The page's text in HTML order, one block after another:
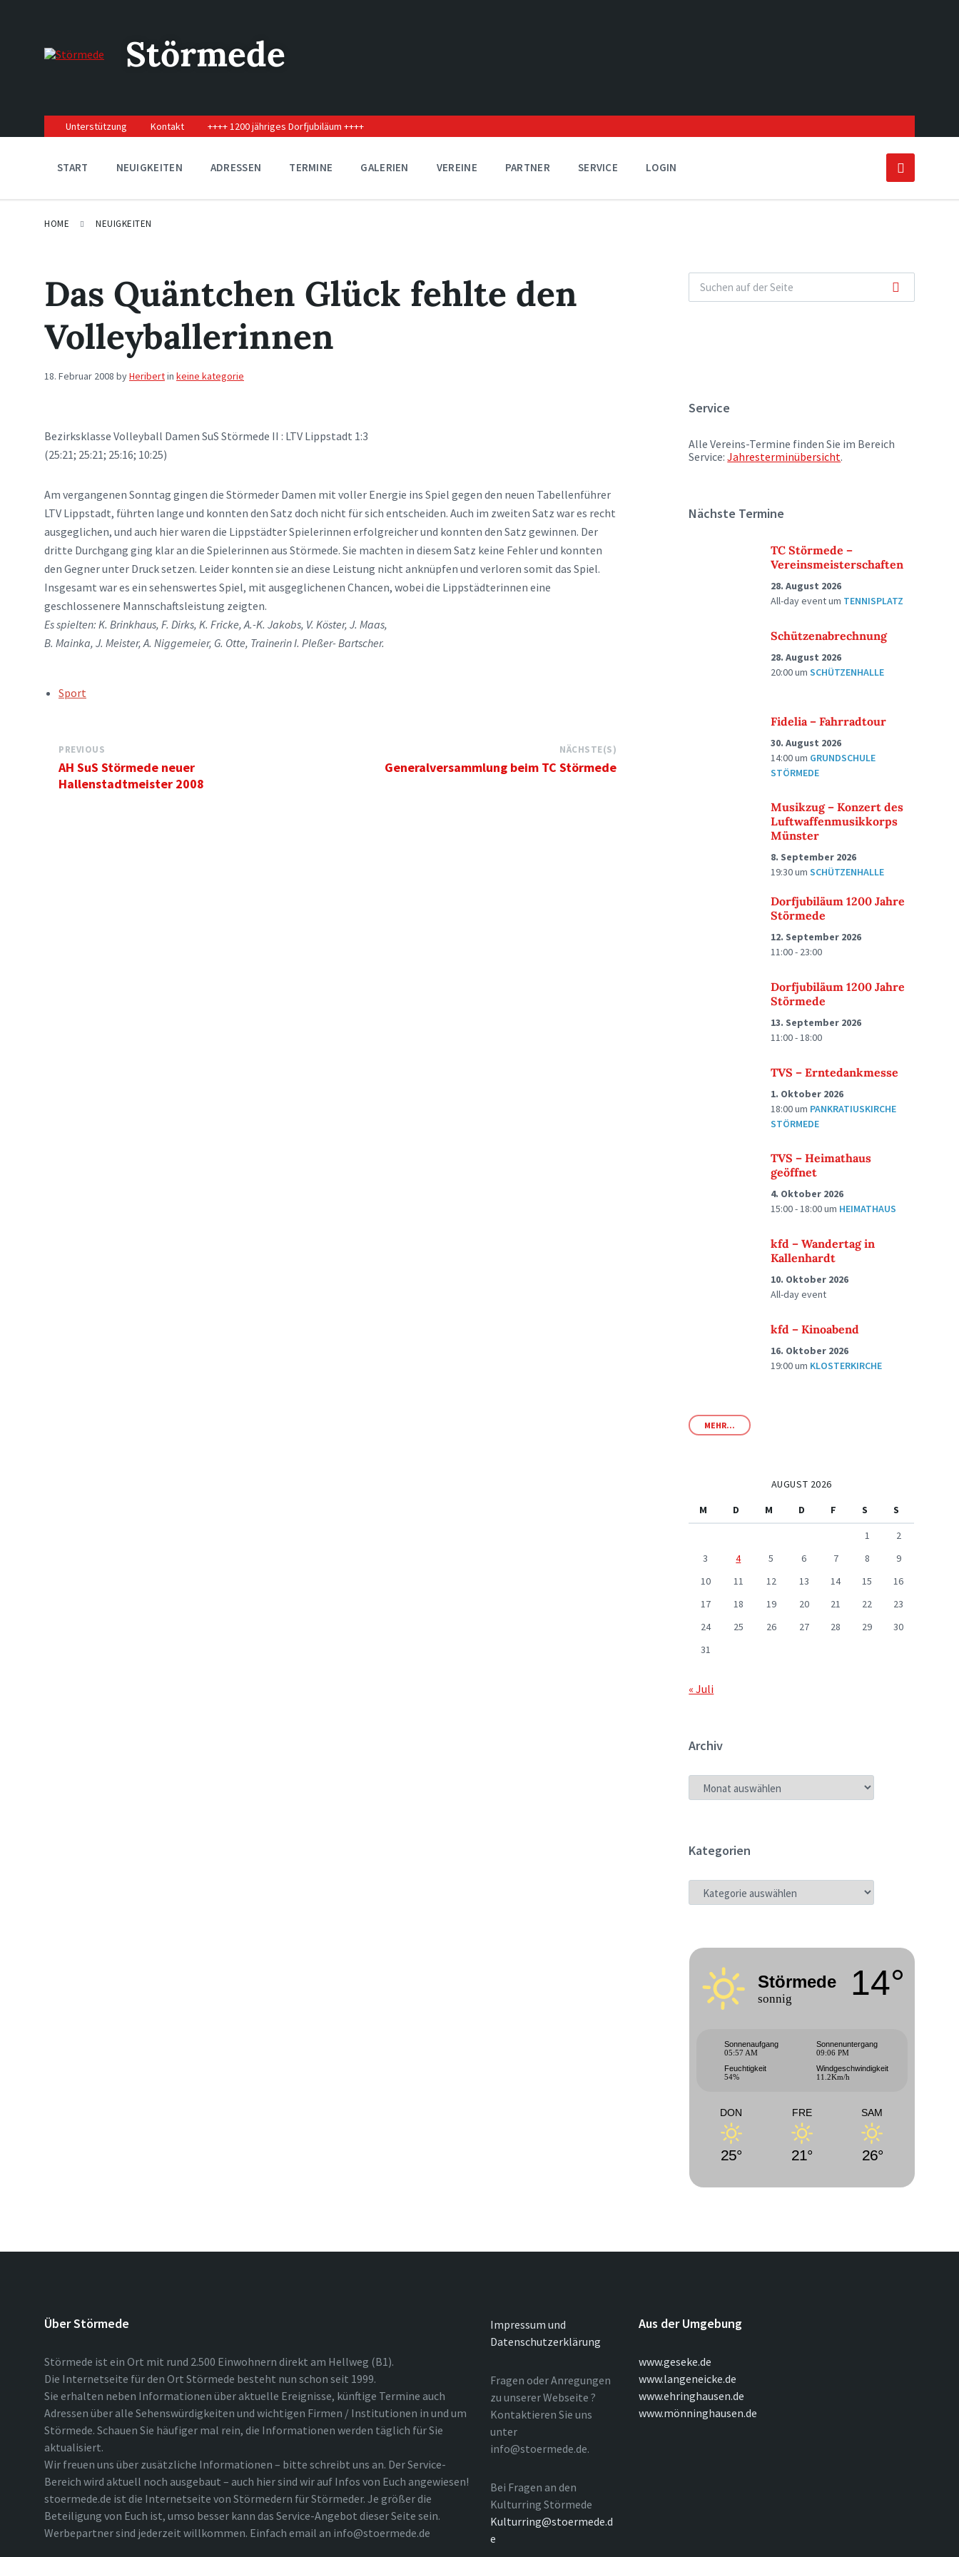
navigation
Störmede
Unterstützung Kontakt ++++ 1200 jähriges Dorfjubiläum ++++
START NEUIGKEITEN ADRESSEN TERMINE GALERIEN VEREINE PARTNER SERVICE LOGIN
HOME NEUIGKEITEN
Das Quäntchen Glück fehlte den
Volleyballerinnen
18. Februar 2008 byHeribertin keine kategorie
Bezirksklasse Volleyball Damen SuS Störmede II : LTV Lippstadt 1:3
(25:21; 25:21; 25:16; 10:25)
Am vergangenen Sonntag gingen die Störmeder Damen mit voller Energie ins Spiel gegen den neuen Tabellenführer
LTV Lippstadt, führten lange und konnten den Satz doch nicht für sich entscheiden. Auch im zweiten Satz war es recht
ausgeglichen, und auch hier waren die Lippstädter Spielerinnen erfolgreicher und konnten den Satz gewinnen. Der
dritte Durchgang ging klar an die Spielerinnen aus Störmede. Sie machten in diesem Satz keine Fehler und konnten
den Gegner unter Druck setzen. Leider konnten sie an diese Leistung nicht anknüpfen und verloren somit das Spiel.
Insgesamt war es ein sehenswertes Spiel, mit ausgeglichenen Chancen, wobei die Lippstädterinnen eine
geschlossenere Mannschaftsleistung zeigten.
Es spielten: K. Brinkhaus, F. Dirks, K. Fricke, A.-K. Jakobs, V. Köster, J. Maas,
B. Mainka, J. Meister, A. Niggemeier, G. Otte, Trainerin I. Pleßer- Bartscher.
TAGS:Sport
PREVIOUS
AH SuS Störmede neuer
Hallenstadtmeister 2008
NÄCHSTE(S)
Generalversammlung beim TC Störmede
Service
Alle Vereins-Termine finden Sie im Bereich
Service:Jahresterminübersicht.
Nächste Termine
TC Störmede –
Vereinsmeisterschaften
28. August 2026
All-day eventum TENNISPLATZ
Schützenabrechnung
28. August 2026
20:00umSCHÜTZENHALLE
Fidelia – Fahrradtour
30. August 2026
14:00um GRUNDSCHULE
STÖRMEDE
Musikzug – Konzert des
Luftwaffenmusikkorps
Münster
8. September 2026
19:30umSCHÜTZENHALLE
Dorfjubiläum 1200 Jahre
Störmede
12. September 2026
11:00 - 23:00
Dorfjubiläum 1200 Jahre
Störmede
13. September 2026
11:00 - 18:00
TVS – Erntedankmesse
1. Oktober 2026
18:00um PANKRATIUSKIRCHE
STÖRMEDE
TVS – Heimathaus
geöffnet
4. Oktober 2026
15:00 - 18:00um HEIMATHAUS
kfd – Wandertag in
Kallenhardt
10. Oktober 2026
All-day event
kfd – Kinoabend
16. Oktober 2026
19:00um KLOSTERKIRCHE
MEHR...
AUGUST 2026
M
D M D F S
S
1
2
3
4 5 6 7 8
9
10
11 12 13 14 15
16
17
18 19 20 21 22
23
24
25 26 27 28 29
30
31
« Juli
Archiv
ARCHIV
Kategorien
KATEGORIEN
Störmede
sonnig 14°
Sonnenaufgang
05:57 AM
Sonnenuntergang
09:06 PM
Feuchtigkeit
54%
Windgeschwindigkeit
11.2Km/h
DON
25°
FRE
21°
SAM
26°
Über Störmede
Störmede ist ein Ort mit rund 2.500 Einwohnern direkt am Hellweg (B1).
Die Internetseite für den Ort Störmede besteht nun schon seit 1999.
Sie erhalten neben Informationen über aktuelle Ereignisse, künftige Termine auch
Adressen über alle Sehenswürdigkeiten und wichtigen Firmen / Institutionen in und um
Störmede. Schauen Sie häufiger mal rein, die Informationen werden täglich für Sie
aktualisiert.
Wir freuen uns über zusätzliche Informationen – bitte schreibt uns an. Der Service-
Bereich wird aktuell noch ausgebaut – auch hier sind wir auf Infos von Euch angewiesen!
stoermede.de ist die Internetseite von Störmedern für Störmeder. Je größer die
Beteiligung von Euch ist, umso besser kann das Service-Angebot dieser Seite sein.
Werbepartner sind jederzeit willkommen. Einfach email an info@stoermede.de
Impressum und
Datenschutzerklärung
Fragen oder Anregungen
zu unserer Webseite ?
Kontaktieren Sie uns
unter
info@stoermede.de.
Bei Fragen an den
Kulturring Störmede
Kulturring@stoermede.d
e
Aus der Umgebung
www.geseke.de
www.langeneicke.de
www.ehringhausen.de
www.mönninghausen.de